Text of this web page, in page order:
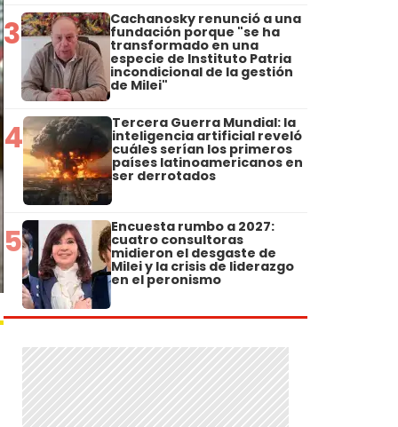
3 Cachanosky renunció a una
fundación porque "se ha
transformado en una
especie de Instituto Patria
incondicional de la gestión
de Milei"
4 Tercera Guerra Mundial: la
inteligencia artificial reveló
cuáles serían los primeros
países latinoamericanos en
ser derrotados
5 Encuesta rumbo a 2027:
cuatro consultoras
midieron el desgaste de
Milei y la crisis de liderazgo
en el peronismo